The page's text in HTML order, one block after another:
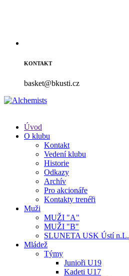
KONTAKT
basket@bkusti.cz
Úvod
O klubu
Kontakt
Vedení klubu
Historie
Odkazy
Archív
Pro akcionáře
Kontakty trenéři
Muži
MUŽI "A"
MUŽI "B"
SLUNETA USK Ústí n.L.
Mládež
Týmy
Junioři U19
Kadeti U17